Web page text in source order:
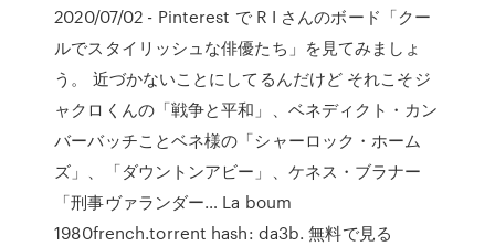
2020/07/02 - Pinterest で R I さんのボード「クー
ルでスタイリッシュな俳優たち」を見てみましょ
う。 近づかないことにしてるんだけど それこそジ
ャクロくんの「戦争と平和」、ベネディクト・カン
バーバッチことベネ様の「シャーロック・ホーム
ズ」、「ダウントンアビー」、ケネス・ブラナー
「刑事ヴァランダー… La boum
1980french.torrent hash: da3b. 無料で見る